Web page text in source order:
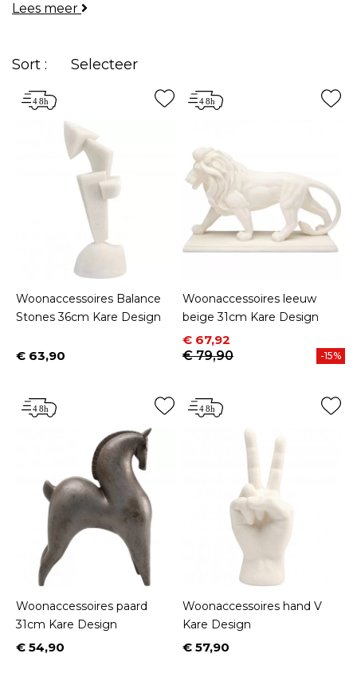
onzedecoratieve voorwerpen
Lees meer
Sort : Selecteer
Woonaccessoires Balance
Stones 36cm Kare Design
Prijs
€ 63,90
Woonaccessoires leeuw
beige 31cm Kare Design
Prijs
€ 67,92
Normale prijs
€ 79,90
-15%
Woonaccessoires paard
31cm Kare Design
Prijs
€ 54,90
Woonaccessoires hand V
Kare Design
Prijs
€ 57,90